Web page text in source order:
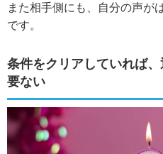
また相手側にも、自分の声が
です。
条件をクリアしていれば
要ない